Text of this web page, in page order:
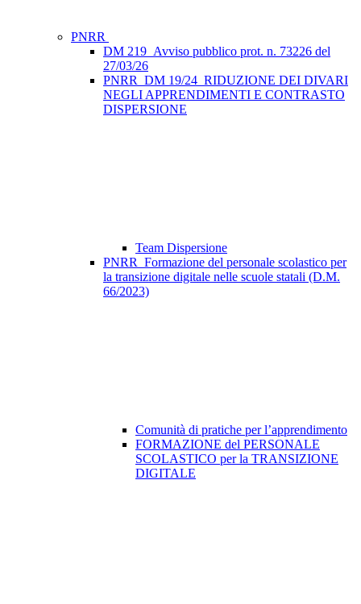
PNRR
DM 219_Avviso pubblico prot. n. 73226 del
27/03/26
PNRR_DM 19/24_RIDUZIONE DEI DIVARI
NEGLI APPRENDIMENTI E CONTRASTO
DISPERSIONE
Team Dispersione
PNRR_Formazione del personale scolastico per
la transizione digitale nelle scuole statali (D.M.
66/2023)
Comunità di pratiche per l’apprendimento
FORMAZIONE del PERSONALE
SCOLASTICO per la TRANSIZIONE
DIGITALE